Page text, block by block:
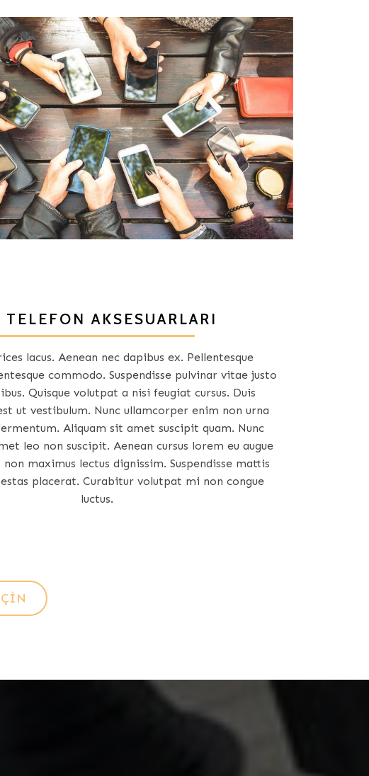
TELEFON AKSESUARLARI
lacus. Aenean nec dapibus ex. Pellentesque
commodo. Suspendisse pulvinar vitae justo
Quisque volutpat a nisi feugiat cursus. Duis
ut vestibulum. Nunc ullamcorper enim non urna
Aliquam sit amet suscipit quam. Nunc
leo non suscipit. Aenean cursus lorem eu augue
maximus lectus dignissim. Suspendisse mattis
placerat. Curabitur volutpat mi non congue
luctus.